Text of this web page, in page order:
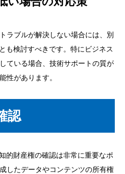
ラブルが解決しない場合には、別
も検討すべきです。特にビジネス
ている場合、技術サポートの質が
性があります。
認
的財産権の確認は非常に重要なポ
したデータやコンテンツの所有権